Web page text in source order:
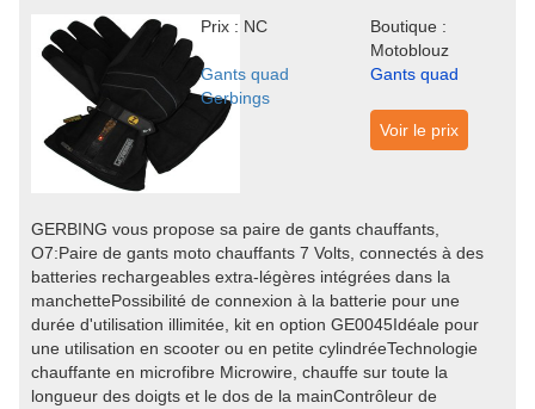
Prix : NC
Boutique :
Motoblouz
Gants quad
Gerbings
Gants quad
Voir le prix
GERBING vous propose sa paire de gants chauffants,
O7:Paire de gants moto chauffants 7 Volts, connectés à des
batteries rechargeables extra-légères intégrées dans la
manchettePossibilité de connexion à la batterie pour une
durée d'utilisation illimitée, kit en option GE0045Idéale pour
une utilisation en scooter ou en petite cylindréeTechnologie
chauffante en microfibre Microwire, chauffe sur toute la
longueur des doigts et le dos de la mainContrôleur de